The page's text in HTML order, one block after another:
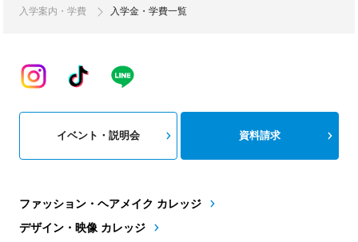
入学案内・学費
入学金・学費一覧
ファッション・ヘアメイク カレッジ
デザイン・映像 カレッジ
イベント・説明会 資料請求